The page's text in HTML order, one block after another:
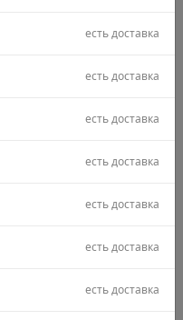
есть доставка
есть доставка
есть доставка
есть доставка
есть доставка
есть доставка
есть доставка